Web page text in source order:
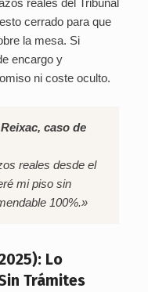
reales del Tribunal
cerrado para que
la mesa. Si
encargo y
ni coste oculto.
caso de
reales desde el
mi piso sin
100%.»
Lo
Trámites